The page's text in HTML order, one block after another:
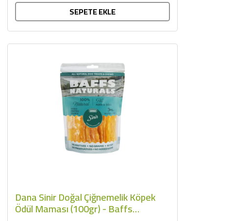
SEPETE EKLE
Dana Sinir Doğal Çiğnemelik Köpek
Ödül Maması (100gr) - Baffs